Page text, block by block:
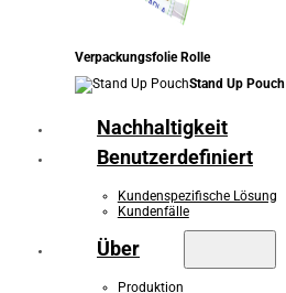
Verpackungsfolie Rolle
Stand Up Pouch
Nachhaltigkeit
Benutzerdefiniert
Kundenspezifische Lösung
Kundenfälle
Über
Produktion